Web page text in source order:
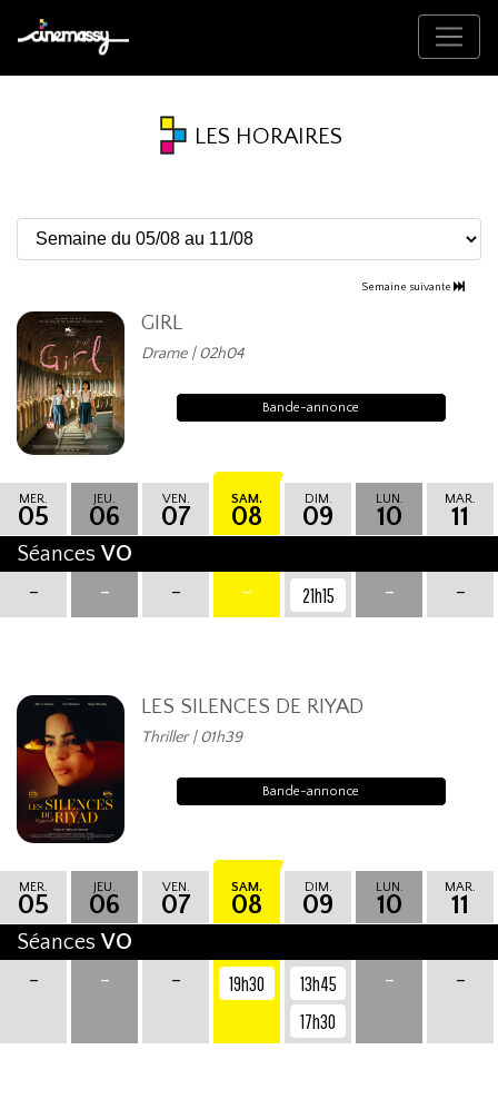
LES HORAIRES
Semaine suivante
GIRL
Drame | 02h04
Bande-annonce
MER.
05
JEU.
06
VEN.
07
SAM.
08
DIM.
09
LUN.
10
MAR.
11
Séances VO
-
- - - 21h15 - -
LES SILENCES DE RIYAD
Thriller | 01h39
Bande-annonce
MER.
05
JEU.
06
VEN.
07
SAM.
08
DIM.
09
LUN.
10
MAR.
11
Séances VO
-
- - 19h30
13h45
17h30
- -